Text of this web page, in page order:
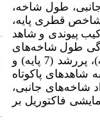
طول شاخه،
شاخص قطری پایه،
طول شاخه‌های
جانبی صورت گرفت. سری پایه‌های‌‌همگروهی در رده‌های بسیار‌‌پاکوتاه (8 پایه)، پاکوتاه (6 پایه)، میان‌‌پاکوتاه (6 پایه)، پررشد (7 پایه) و
به شاهدهای پاکوتاه
شاخه‌‌های جانبی،
فاکتوریل بر